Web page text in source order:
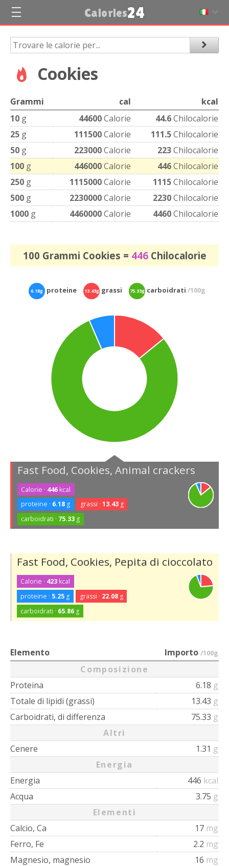
Calories24
Cookies
Grammi cal
kcal
10 g 44600Calorie 44.6Chilocalorie
25 g 111500Calorie 111.5Chilocalorie
50 g 223000Calorie 223Chilocalorie
100 g 446000Calorie 446Chilocalorie
250 g 1115000Calorie 1115Chilocalorie
500 g 2230000Calorie 2230Chilocalorie
1000 g 4460000Calorie 4460Chilocalorie
100 Grammi Cookies = 446Chilocalorie
6.18g proteine 13.43g grassi 75.33g carboidrati/100g
Fast Food, Cookies, Animal crackers
Calorie · 446 kcal
proteine · 6.18 g grassi · 13.43g
carboidrati · 75.33 g
Fast Food, Cookies, Pepita di cioccolato
Calorie · 423 kcal
proteine · 5.25 g grassi · 22.08g
carboidrati · 65.86 g
Elemento Importo /100g
Composizione
Proteina
6.18 g
Totale di lipidi (grassi)
13.43 g
Carboidrati, di differenza
75.33 g
Altri
Cenere
1.31 g
Energia
Energia
446 kcal
Acqua
3.75 g
Elementi
Calcio, Ca
17 mg
Ferro, Fe
2.2 mg
Magnesio, magnesio
16 mg